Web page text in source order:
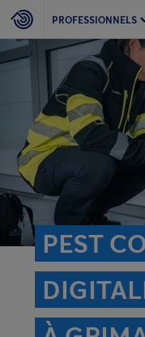
PROFESSIONNELS
PEST